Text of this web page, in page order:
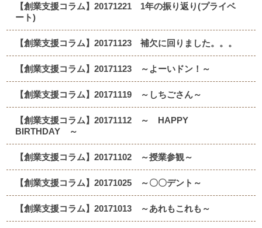
【創業支援コラム】20171221 1年の振り返り(プライベ
ート)
【創業支援コラム】20171123 補欠に回りました。。。
【創業支援コラム】20171123 ～よーいドン！～
【創業支援コラム】20171119 ～しちごさん～
【創業支援コラム】20171112 ～ HAPPY
BIRTHDAY ～
【創業支援コラム】20171102 ～授業参観～
【創業支援コラム】20171025 ～〇〇デント～
【創業支援コラム】20171013 ～あれもこれも～